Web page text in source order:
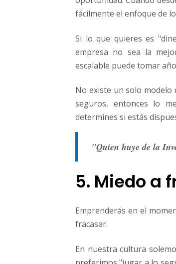
fácilmente el enfoque de
Si lo que quieres es
empresa no sea la
escalable puede tomar
No existe un solo
seguros, entonces lo
determines si estás
"Quien huye de la
5. Miedo a
Emprenderás en el
fracasar.
En nuestra cultura